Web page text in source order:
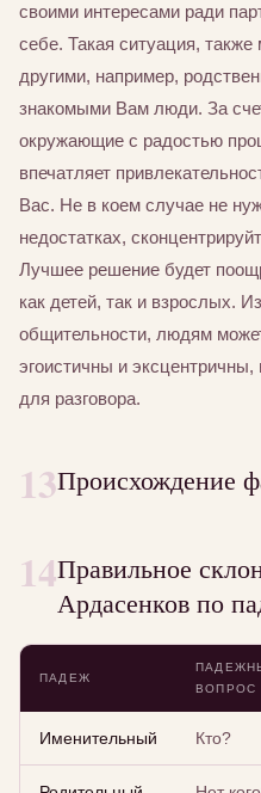
своими интересами ради
себе. Такая ситуация, также
другими, например,
знакомыми Вам люди. За
окружающие с радостью
впечатляет
Вас. Не в коем случае не
недостатках,
Лучшее решение будет
как детей, так и взрослых.
общительности, людям
эгоистичны и
для разговора.
13Происхождение
14Правильное
Ардасенков по
ПАДЕЖ
ВОПРОС
Именительный Кто?